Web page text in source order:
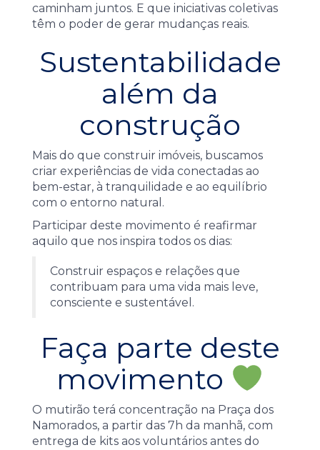
caminham juntos. E que iniciativas coletivas
têm o poder de gerar mudanças reais.
Sustentabilidade
além da
construção
Mais do que construir imóveis, buscamos
criar experiências de vida conectadas ao
bem-estar, à tranquilidade e ao equilíbrio
com o entorno natural.
Participar deste movimento é reafirmar
aquilo que nos inspira todos os dias:
Construir espaços e relações que
contribuam para uma vida mais leve,
consciente e sustentável.
Faça parte deste
movimento
O mutirão terá concentração na Praça dos
Namorados, a partir das 7h da manhã, com
entrega de kits aos voluntários antes do